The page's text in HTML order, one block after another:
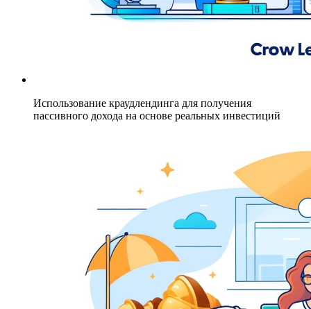
Использование краудлендинга для получения
пассивного дохода на основе реальных инвестиций